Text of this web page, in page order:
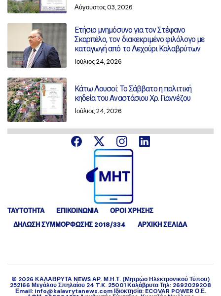
Αύγουστος 03, 2026
Ετήσιο μνημόσυνο για τον Στέφανο
Σκαρπέλο, τον διακεκριμένο φιλόλογο με
καταγωγή από το Λεχούρι Καλαβρύτων
Ιούλιος 24, 2026
Κάτω Λουσοί: Το Σάββατο η πολιτική
κηδεία του Αναστάσιου Χρ. Γιαννέζου
Ιούλιος 24, 2026
ΤΑΥΤΟΤΗΤΑ ΕΠΙΚΟΙΝΩΝΙΑ
ΟΡΟΙ ΧΡΗΣΗΣ
ΔΉΛΩΣΗ ΣΥΜΜΌΡΦΩΣΗΣ 2018/334
ΑΡΧΙΚΗ ΣΕΛΙΔΑ
© 2026 ΚΑΛΑΒΡΥΤΑ NEWS ΑΡ. Μ.Η.Τ. (Μητρώο Ηλεκτρονικού Τύπου)
252166 Μεγάλου Σπηλαίου 24 T.K. 25001 Καλάβρυτα Τηλ: 2692029208
Εmail: info@kalavrytanews.com Ιδιοκτησία: ECOVAR POWER Ο.Ε.